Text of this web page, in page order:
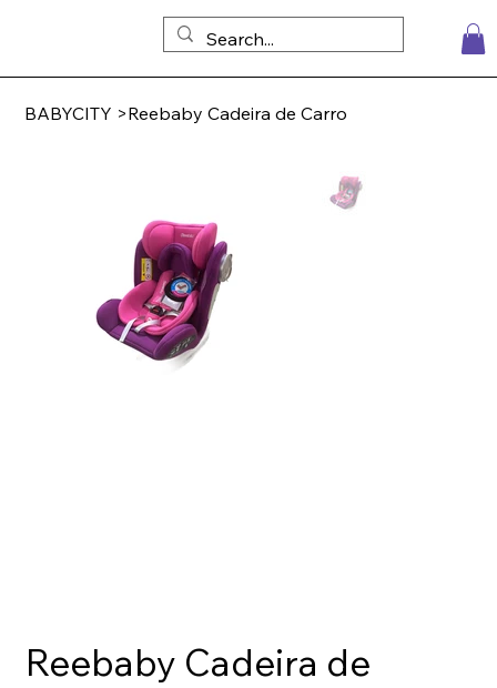
BABYCITY >Reebaby Cadeira de Carro
Reebaby Cadeira de